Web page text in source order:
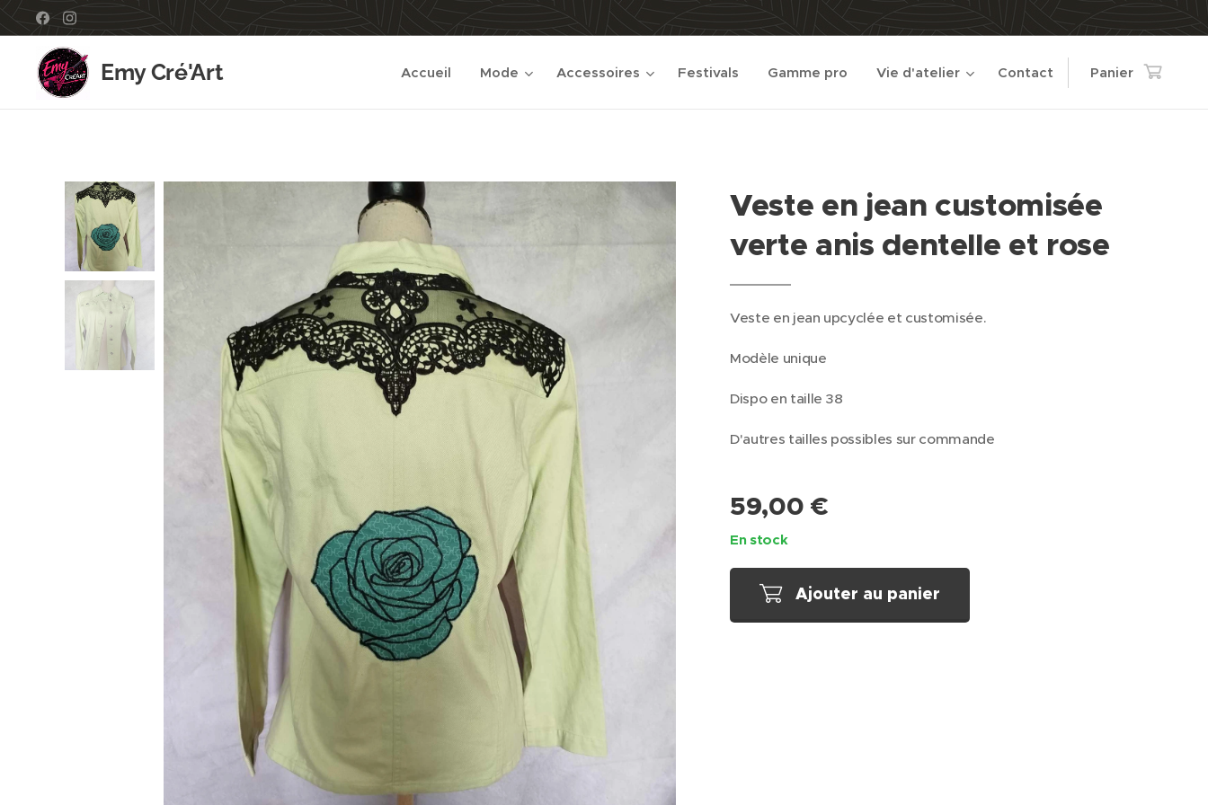
Emy Cré'Art Accueil Mode Accessoires Festivals Gamme pro Vie d'atelier Contact Panier
Veste en jean customisée
verte anis dentelle et rose
Veste en jean upcyclée et customisée.
Modèle unique
Dispo en taille 38
D'autres tailles possibles sur commande
59,00 €
En stock
Ajouter au panier